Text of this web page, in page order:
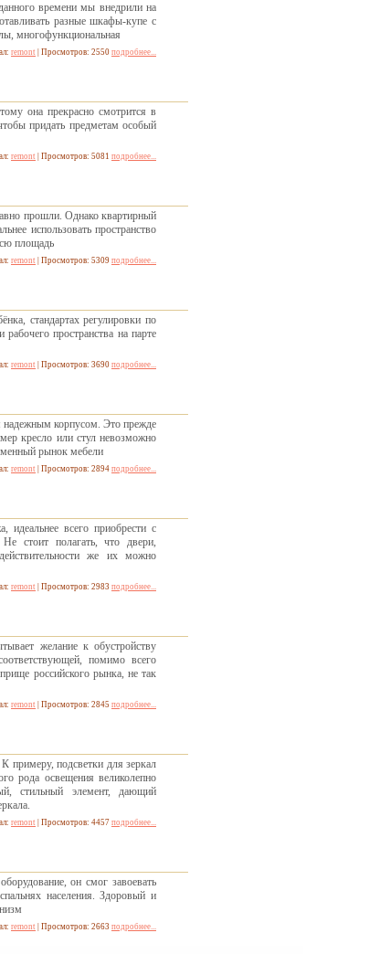
времени мы внедрили на
разные шкафы-купе с
многофункциональная
remont | Просмотров: 2550 подробнее...
она прекрасно смотрится в
придать предметам особый
remont | Просмотров: 5081 подробнее...
прошли. Однако квартирный
использовать пространство
площадь
remont | Просмотров: 5309 подробнее...
стандартах регулировки по
пространства на парте
remont | Просмотров: 3690 подробнее...
надежным корпусом. Это прежде
кресло или стул невозможно
рынок мебели
remont | Просмотров: 2894 подробнее...
идеальнее всего приобрести с
стоит полагать, что двери,
же их можно
remont | Просмотров: 2983 подробнее...
желание к обустройству
помимо всего
российского рынка, не так
remont | Просмотров: 2845 подробнее...
примеру, подсветки для зеркал
рода освещения великолепно
стильный элемент, дающий
remont | Просмотров: 4457 подробнее...
он смог завоевать
населения. Здоровый и
remont | Просмотров: 2663 подробнее...